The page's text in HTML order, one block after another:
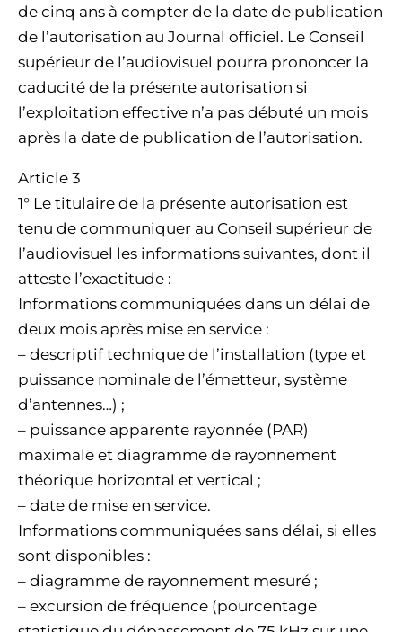
de cinq ans à compter de la date de publication
de l’autorisation au Journal officiel. Le Conseil
supérieur de l’audiovisuel pourra prononcer la
caducité de la présente autorisation si
l’exploitation effective n’a pas débuté un mois
après la date de publication de l’autorisation.
Article 3
1° Le titulaire de la présente autorisation est
tenu de communiquer au Conseil supérieur de
l’audiovisuel les informations suivantes, dont il
atteste l’exactitude :
Informations communiquées dans un délai de
deux mois après mise en service :
– descriptif technique de l’installation (type et
puissance nominale de l’émetteur, système
d’antennes…) ;
– puissance apparente rayonnée (PAR)
maximale et diagramme de rayonnement
théorique horizontal et vertical ;
– date de mise en service.
Informations communiquées sans délai, si elles
sont disponibles :
– diagramme de rayonnement mesuré ;
– excursion de fréquence (pourcentage